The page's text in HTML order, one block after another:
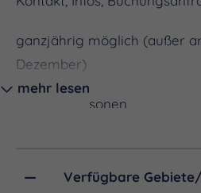
ganzjährig möglich (außer
Dezember)
max. 25 Personen
jeweils ca. 60 Minuten
mehr lesen
Verfügbare